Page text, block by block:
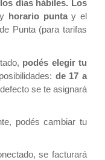
días hábiles. Los
horario puntay el
Punta (para tarifas
podés elegir tu
de 17 a
se te asignará
podés cambiar tu
se facturará